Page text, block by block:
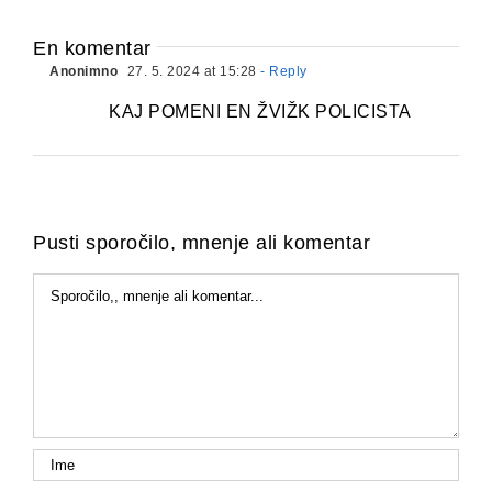
En komentar
Anonimno 27. 5. 2024 at 15:28 - Reply
KAJ POMENI EN ŽVIŽK POLICISTA
Pusti sporočilo, mnenje ali komentar
Komentar